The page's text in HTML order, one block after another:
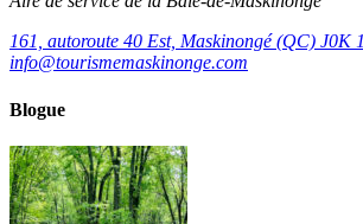
161, autoroute 40 Est, Maskinongé (QC) J0K
info@tourismemaskinonge.com
Blogue